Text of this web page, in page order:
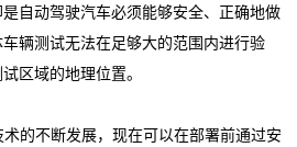
自动驾驶汽车必须能够安全、正确地做
辆测试无法在足够大的范围内进行验
区域的地理位置。
不断发展，现在可以在部署前通过安